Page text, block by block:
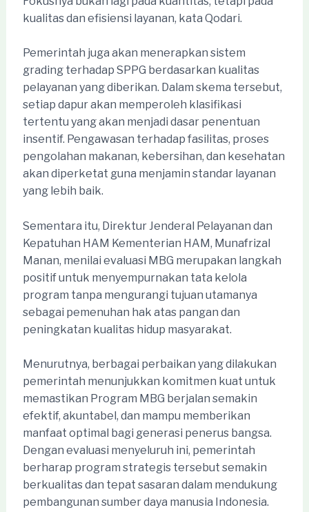
kualitas dan efisiensi layanan, kata Qodari.
Pemerintah juga akan menerapkan sistem
grading terhadap SPPG berdasarkan kualitas
pelayanan yang diberikan. Dalam skema tersebut,
setiap dapur akan memperoleh klasifikasi
tertentu yang akan menjadi dasar penentuan
insentif. Pengawasan terhadap fasilitas, proses
pengolahan makanan, kebersihan, dan kesehatan
akan diperketat guna menjamin standar layanan
yang lebih baik.
Sementara itu, Direktur Jenderal Pelayanan dan
Kepatuhan HAM Kementerian HAM, Munafrizal
Manan, menilai evaluasi MBG merupakan langkah
positif untuk menyempurnakan tata kelola
program tanpa mengurangi tujuan utamanya
sebagai pemenuhan hak atas pangan dan
peningkatan kualitas hidup masyarakat.
Menurutnya, berbagai perbaikan yang dilakukan
pemerintah menunjukkan komitmen kuat untuk
memastikan Program MBG berjalan semakin
efektif, akuntabel, dan mampu memberikan
manfaat optimal bagi generasi penerus bangsa.
Dengan evaluasi menyeluruh ini, pemerintah
berharap program strategis tersebut semakin
berkualitas dan tepat sasaran dalam mendukung
pembangunan sumber daya manusia Indonesia.